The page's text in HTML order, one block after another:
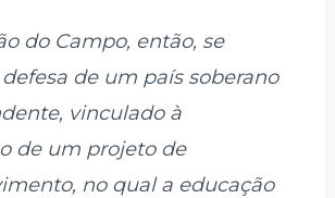
do Campo, então, se
de um país soberano
vinculado à
de um projeto de
no qual a educação